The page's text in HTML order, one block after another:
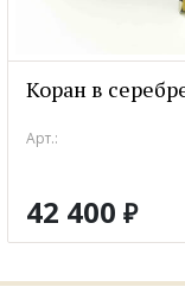
Коран в
Арт.:
42 400 ₽